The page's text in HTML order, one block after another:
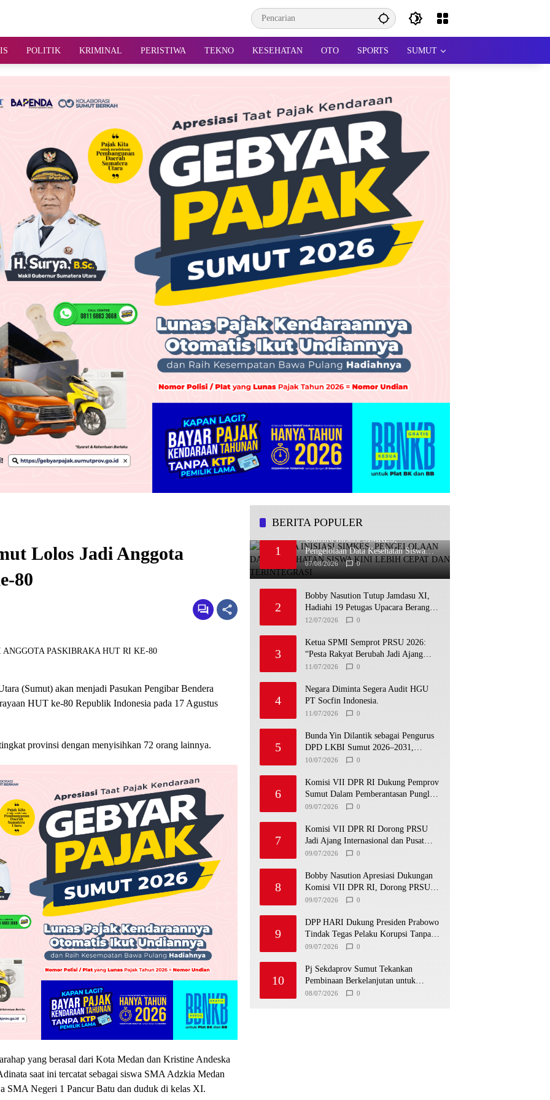
POLITIK KRIMINAL PERISTIWA TEKNO KESEHATAN OTO SPORTS SUMUT
Lolos Jadi Anggota
80
(Sumut) akan menjadi Pasukan Pengibar Bendera
HUT ke-80 Republik Indonesia pada 17 Agustus
provinsi dengan menyisihkan 72 orang lainnya.
yang berasal dari Kota Medan dan Kristine Andeska
saat ini tercatat sebagai siswa SMA Adzkia Medan
SMA Negeri 1 Pancur Batu dan duduk di kelas XI.
BERITA POPULER
1
Undhira Inisiasi SIMKES,
Pengelolaan Data Kesehatan Siswa
Kini Lebih Cepat dan Terintegrasi
07/08/2026 0
2
Bobby Nasution Tutup Jamdasu XI,
Hadiahi 19 Petugas Upacara Berangkat
ke Jamnas 2026
12/07/2026 0
3
Ketua SPMI Semprot PRSU 2026:
“Pesta Rakyat Berubah Jadi Ajang
Bisnis, Target 300 Ribu Pengunjung
11/07/2026 0
4
Negara Diminta Segera Audit HGU
PT Socfin Indonesia.
11/07/2026 0
5
Bunda Yin Dilantik sebagai Pengurus
DPD LKBI Sumut 2026–2031,
Tegaskan Komitmen Perkuat Toleransi
10/07/2026 0
6
Komisi VII DPR RI Dukung Pemprov
Sumut Dalam Pemberantasan Pungli
di Objek Wisata
09/07/2026 0
7
Komisi VII DPR RI Dorong PRSU
Jadi Ajang Internasional dan Pusat
Investasi Sumut
09/07/2026 0
8
Bobby Nasution Apresiasi Dukungan
Komisi VII DPR RI, Dorong PRSU
Masuk Kalender Event Nasional
09/07/2026 0
9
DPP HARI Dukung Presiden Prabowo
Tindak Tegas Pelaku Korupsi Tanpa
Tebang Pilih
09/07/2026 0
10
Pj Sekdaprov Sumut Tekankan
Pembinaan Berkelanjutan untuk
Lahirkan Generasi Qurani Berkarakter
08/07/2026 0